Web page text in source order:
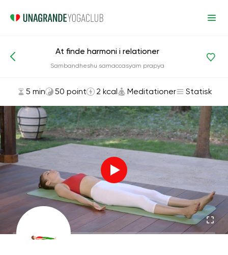
Asanas og øvelser
At finde harmoni i relationer
Sambandheshu samaccasyam prapya
5 min 50 point 2 kcal Meditationer Statisk